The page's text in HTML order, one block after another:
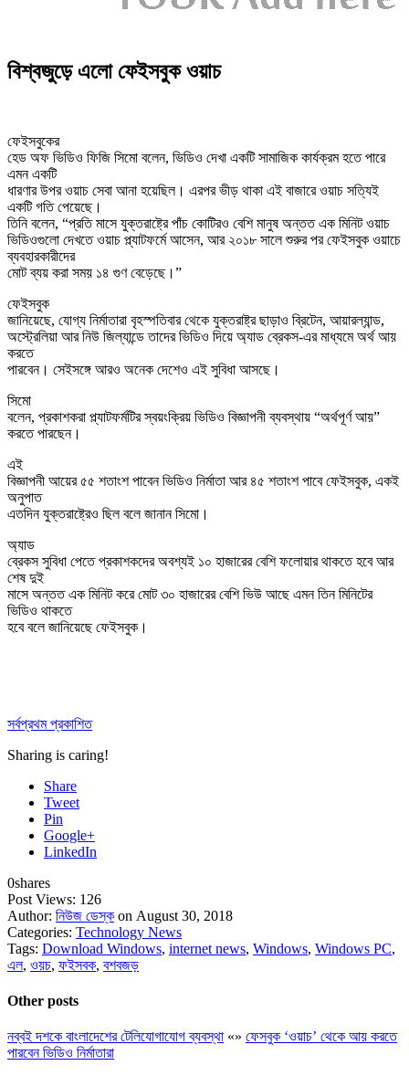
বিশ্বজুড়ে এলো ফেইসবুক ওয়াচ
ফেইসবুকের
হেড অফ ভিডিও ফিজি সিমো বলেন, ভিডিও দেখা একটি সামাজিক কার্যক্রম হতে পারে
এমন একটি
ধারণার উপর ওয়াচ সেবা আনা হয়েছিল। এরপর ভীড় থাকা এই বাজারে ওয়াচ সত্যিই
একটি গতি পেয়েছে।
তিনি বলেন, “প্রতি মাসে যুক্তরাষ্ট্রে পাঁচ কোটিরও বেশি মানুষ অন্তত এক মিনিট ওয়াচ
ভিডিওগুলো দেখতে ওয়াচ প্ল্যাটফর্মে আসেন, আর ২০১৮ সালে শুরুর পর ফেইসবুক ওয়াচে
ব্যবহারকারীদের
মোট ব্যয় করা সময় ১৪ গুণ বেড়েছে।”
ফেইসবুক
জানিয়েছে, যোগ্য নির্মাতারা বৃহস্পতিবার থেকে যুক্তরাষ্ট্র ছাড়াও ব্রিটেন, আয়ারল্যান্ড,
অস্ট্রেলিয়া আর নিউ জিল্যান্ডে তাদের ভিডিও দিয়ে অ্যাড ব্রেকস-এর মাধ্যমে অর্থ আয়
করতে
পারবেন। সেইসঙ্গে আরও অনেক দেশেও এই সুবিধা আসছে।
সিমো
বলেন, প্রকাশকরা প্ল্যাটফর্মটির স্বয়ংক্রিয় ভিডিও বিজ্ঞাপনী ব্যবস্থায় “অর্থপূর্ণ আয়”
করতে পারছেন।
এই
বিজ্ঞাপনী আয়ের ৫৫ শতাংশ পাবেন ভিডিও নির্মাতা আর ৪৫ শতাংশ পাবে ফেইসবুক, একই
অনুপাত
এতদিন যুক্তরাষ্ট্রেও ছিল বলে জানান সিমো।
অ্যাড
ব্রেকস সুবিধা পেতে প্রকাশকদের অবশ্যই ১০ হাজারের বেশি ফলোয়ার থাকতে হবে আর
শেষ দুই
মাসে অন্তত এক মিনিট করে মোট ৩০ হাজারের বেশি ভিউ আছে এমন তিন মিনিটের
ভিডিও থাকতে
হবে বলে জানিয়েছে ফেইসবুক।
সর্বপ্রথম প্রকাশিত
Sharing is caring!
Share
Tweet
Pin
Google+
LinkedIn
0shares
Post Views: 126
Author: নিউজ ডেস্ক on August 30, 2018
Categories: Technology News
Tags: Download Windows, internet news, Windows, Windows PC,
এল, ওয়চ, ফইসবক, বশবজড়
Other posts
নব্বই দশকে বাংলাদেশের টেলিযোগাযোগ ব্যবস্থা «» ফেসবুক ‘ওয়াচ’ থেকে আয় করতে
পারবেন ভিডিও নির্মাতারা